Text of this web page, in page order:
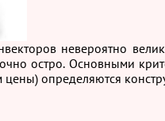
невероятно
остро. Основными
определяются